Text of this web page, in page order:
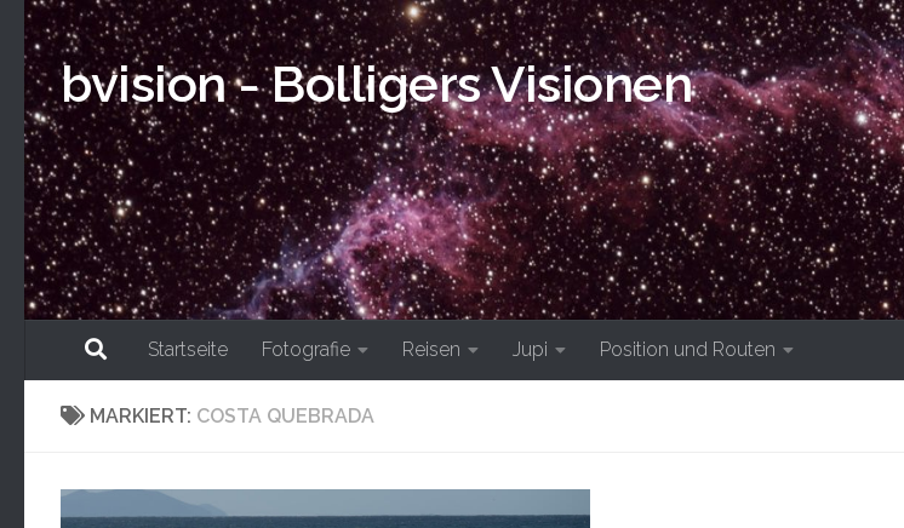
Skip to content
bvision - Bolligers Visionen
Startseite Fotografie Reisen Jupi Position und Routen
MARKIERT: COSTA QUEBRADA